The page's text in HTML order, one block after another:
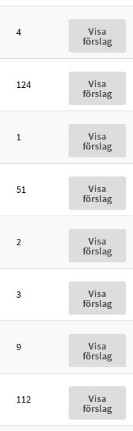
4 Visa
förslag
124 Visa
förslag
1 Visa
förslag
51 Visa
förslag
2 Visa
förslag
3 Visa
förslag
9 Visa
förslag
112 Visa
förslag